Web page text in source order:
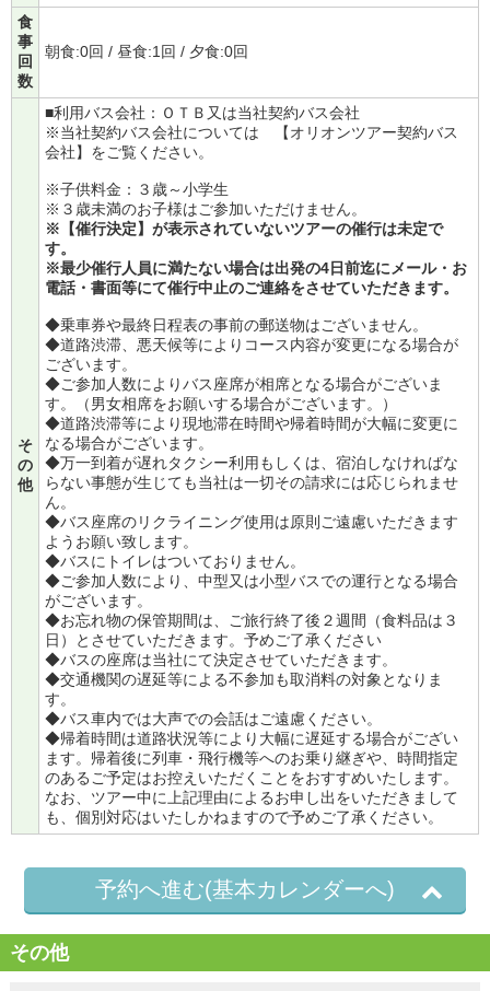
食
事
回
数
朝食:0回 / 昼食:1回 / 夕食:0回
そ
の
他
■利用バス会社：ＯＴＢ又は当社契約バス会社
※当社契約バス会社については
【オリオンツアー契約バス
会社】 をご覧ください。
※子供料金：３歳～小学生
※３歳未満のお子様はご参加いただけません。
※【催行決定】が表示されていないツアーの催行は未定で
す。
※最少催行人員に満たない場合は出発の4日前迄にメール・お
電話・書面等にて催行中止のご連絡をさせていただきます。
◆乗車券や最終日程表の事前の郵送物はございません。
◆道路渋滞、悪天候等によりコース内容が変更になる場合が
ございます。
◆ご参加人数によりバス座席が相席となる場合がございま
す。（男女相席をお願いする場合がございます。）
◆道路渋滞等により現地滞在時間や帰着時間が大幅に変更に
なる場合がございます。
◆万一到着が遅れタクシー利用もしくは、宿泊しなければな
らない事態が生じても当社は一切その請求には応じられませ
ん。
◆バス座席のリクライニング使用は原則ご遠慮いただきます
ようお願い致します。
◆バスにトイレはついておりません。
◆ご参加人数により、中型又は小型バスでの運行となる場合
がございます。
◆お忘れ物の保管期間は、ご旅行終了後２週間（食料品は３
日）とさせていただきます。予めご了承ください
◆バスの座席は当社にて決定させていただきます。
◆交通機関の遅延等による不参加も取消料の対象となりま
す。
◆バス車内では大声での会話はご遠慮ください。
◆帰着時間は道路状況等により大幅に遅延する場合がござい
ます。帰着後に列車・飛行機等へのお乗り継ぎや、時間指定
のあるご予定はお控えいただくことをおすすめいたします。
なお、ツアー中に上記理由によるお申し出をいただきまして
も、個別対応はいたしかねますので予めご了承ください。
予約へ進む(基本カレンダーへ)
その他